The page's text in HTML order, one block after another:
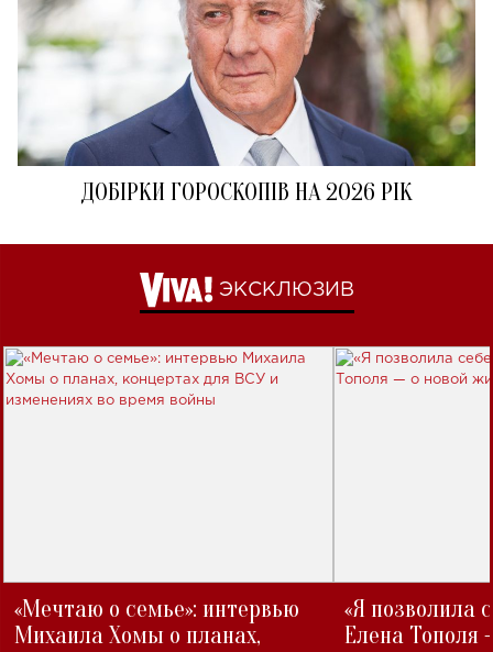
ДОБІРКИ ГОРОСКОПІВ НА 2026 РІК
ЭКСКЛЮЗИВ
«Мечтаю о семье»: интервью
Михаила Хомы о планах,
«Я позволила
Елена Тополя